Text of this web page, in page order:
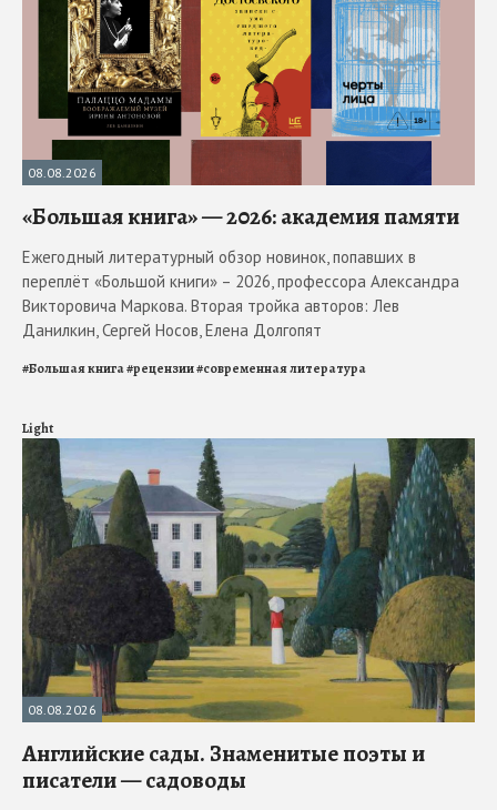
08.08.2026
«Большая книга» — 2026: академия памяти
Ежегодный литературный обзор новинок, попавших в
переплёт «Большой книги» – 2026, профессора Александра
Викторовича Маркова. Вторая тройка авторов: Лев
Данилкин, Сергей Носов, Елена Долгопят
#Большая книга#рецензии#современная литература
Light
08.08.2026
Английские сады. Знаменитые поэты и
писатели — садоводы